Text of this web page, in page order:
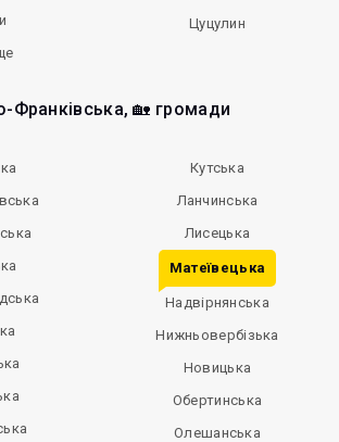
Цуцулин
Франківська, 🏡 громади
Кутська
Ланчинська
Лисецька
Матеївецька
Надвірнянська
Нижньовербізька
Новицька
Обертинська
Олешанська